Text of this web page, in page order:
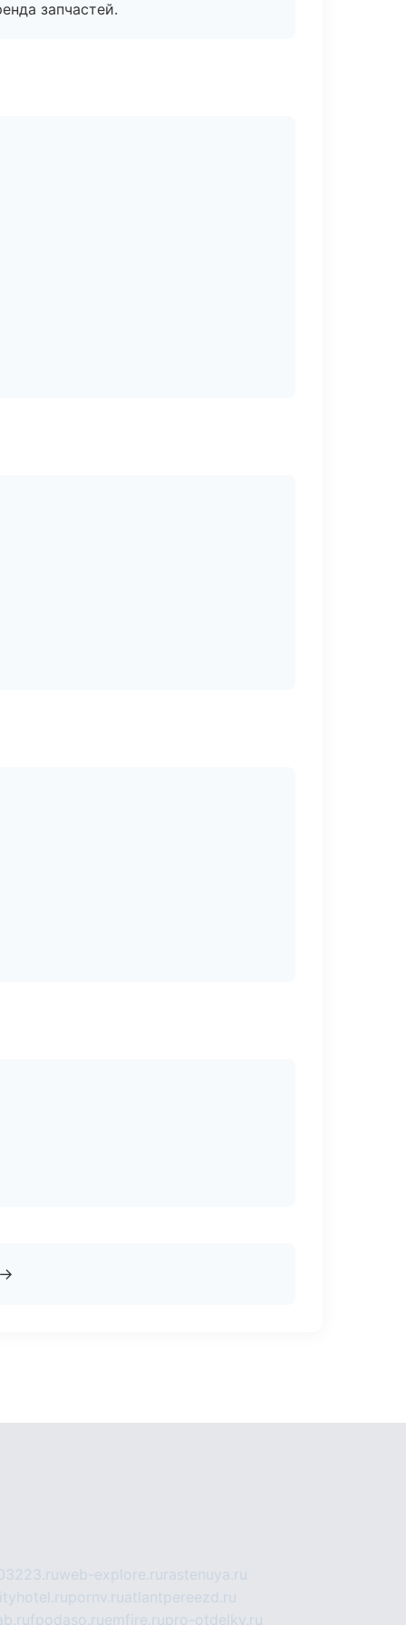
запчастей.
web-explore.ru rastenuya.ru
pornv.ruatlantpereezd.ru
fpodaso.ruemfire.rupro-otdelky.ru